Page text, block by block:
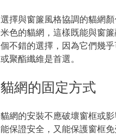
選擇與窗簾風格協調的貓網
米色的貓網，這樣既能與窗
個不錯的選擇，因為它們幾
或聚酯纖維是首選。
貓網的固定方式
貓網的安裝不應破壞窗框或
能保證安全，又能保護窗框